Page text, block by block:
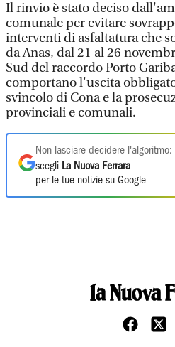
Il rinvio è stato deciso
comunale per evitare
interventi di asfaltatura che
da Anas, dal 21 al 26
Sud del raccordo Porto
comportano l'uscita
svincolo di Cona e la
provinciali e comunali.
Non lasciare decidere l'algoritmo:
scegli La Nuova Ferrara
per le tue notizie su Google